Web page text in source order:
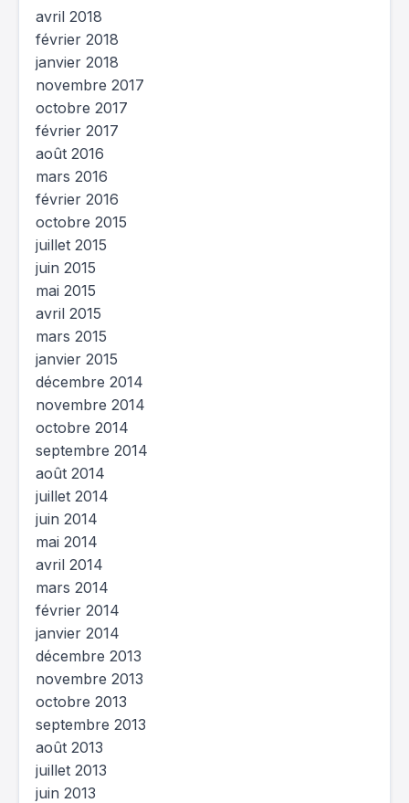
avril 2018
février 2018
janvier 2018
novembre 2017
octobre 2017
février 2017
août 2016
mars 2016
février 2016
octobre 2015
juillet 2015
juin 2015
mai 2015
avril 2015
mars 2015
janvier 2015
décembre 2014
novembre 2014
octobre 2014
septembre 2014
août 2014
juillet 2014
juin 2014
mai 2014
avril 2014
mars 2014
février 2014
janvier 2014
décembre 2013
novembre 2013
octobre 2013
septembre 2013
août 2013
juillet 2013
juin 2013